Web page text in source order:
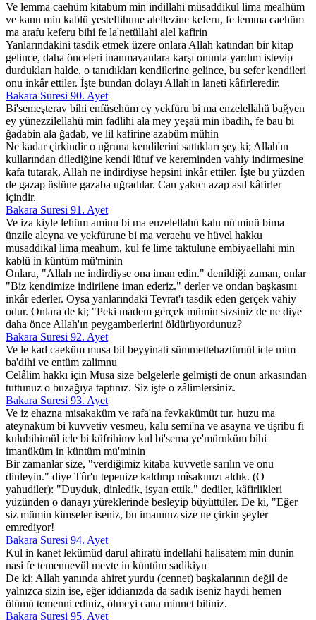
Ve lemma caehüm kitabüm min indillahi müsaddikul lima mealhüm
ve kanu min kablü yesteftihune alellezine keferu, fe lemma caehüm
ma arafu keferu bihi fe la'netüllahi alel kafirin
Yanlarındakini tasdik etmek üzere onlara Allah katından bir kitap
gelince, daha önceleri inanmayanlara karşı onunla yardım isteyip
durdukları halde, o tanıdıkları kendilerine gelince, bu sefer kendileri
onu inkâr ettiler. İşte bundan dolayı Allah'ın laneti kâfirleredir.
Bakara Suresi 90. Ayet
Bi'semeşterav bihi enfüsehüm ey yekfüru bi ma enzelellahü bağyen
ey yünezzilellahü min fadlihi ala mey yeşaü min ibadih, fe bau bi
ğadabin ala ğadab, ve lil kafirine azabüm mühin
Ne kadar çirkindir o uğruna kendilerini sattıkları şey ki; Allah'ın
kullarından dilediğine kendi lütuf ve kereminden vahiy indirmesine
kafa tutarak, Allah ne indirdiyse hepsini inkâr ettiler. İşte bu yüzden
de gazap üstüne gazaba uğradılar. Can yakıcı azap asıl kâfirler
içindir.
Bakara Suresi 91. Ayet
Ve iza kiyle lehüm aminu bi ma enzelellahü kalu nü'minü bima
ünzile aleyna ve yekfürune bi ma veraehu ve hüvel hakku
müsaddikal lima meahüm, kul fe lime taktülune embiyaellahi min
kablü in küntüm mü'minin
Onlara, "Allah ne indirdiyse ona iman edin." denildiği zaman, onlar
"Biz kendimize indirilene iman ederiz." derler ve ondan başkasını
inkâr ederler. Oysa yanlarındaki Tevrat'ı tasdik eden gerçek vahiy
odur. Onlara de ki; "Peki madem gerçek mümin sizsiniz de ne diye
daha önce Allah'ın peygamberlerini öldürüyordunuz?
Bakara Suresi 92. Ayet
Ve le kad caeküm musa bil beyyinati sümmettehaztümül icle mim
ba'dihi ve entüm zalimnu
Celâlim hakkı için Musa size belgelerle gelmişti de onun arkasından
tuttunuz o buzağıya taptınız. Siz işte o zâlimlersiniz.
Bakara Suresi 93. Ayet
Ve iz ehazna misakaküm ve rafa'na fevkakümüt tur, huzu ma
ateynaküm bi kuvvetiv vesmeu, kalu semi'na ve asayna ve üşribu fi
kulubihimül icle bi küfrihimv kul bi'sema ye'müruküm bihi
imanüküm in küntüm mü'minin
Bir zamanlar size, "verdiğimiz kitaba kuvvetle sarılın ve onu
dinleyin." diye Tûr'u tepenize kaldırıp mîsakınızı aldık. (O
yahudiler): "Duyduk, dinledik, isyan ettik." dediler, kâfirlikleri
yüzünden o danayı yüreklerinde besleyip büyüttüler. De ki, "Eğer
siz mümin kimseler iseniz, bu imanınız size ne çirkin şeyler
emrediyor!
Bakara Suresi 94. Ayet
Kul in kanet lekümüd darul ahiratü indellahi halisatem min dunin
nasi fe temennevül mevte in küntüm sadikiyn
De ki; Allah yanında ahiret yurdu (cennet) başkalarının değil de
yalnızca sizin ise, eğer iddianızda da sadık iseniz haydi hemen
ölümü temenni ediniz, ölmeyi cana minnet biliniz.
Bakara Suresi 95. Ayet